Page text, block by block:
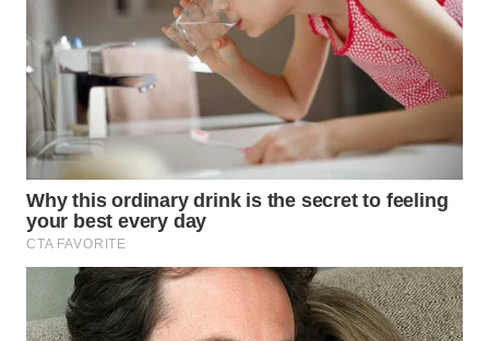
KARO
WN
SIMALUNGUN
WN
LABUHANBATU
WN
TAPANULI
TENGAH